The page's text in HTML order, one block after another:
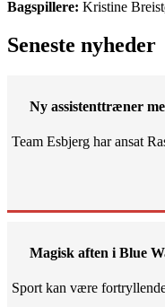
Bagspillere: Kristine
Seneste nyheder
Ny assistenttræner
Team Esbjerg har ansat
Magisk aften i Blue
Sport kan være